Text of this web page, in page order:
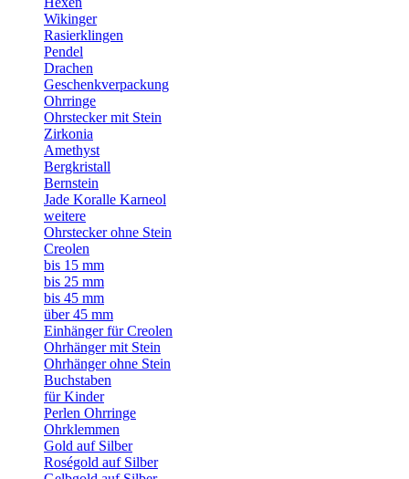
Wikinger
Rasierklingen
Pendel
Drachen
Geschenkverpackung
Ohrringe
Ohrstecker mit Stein
Zirkonia
Amethyst
Bergkristall
Bernstein
Jade Koralle Karneol
weitere
Ohrstecker ohne Stein
Creolen
bis 15 mm
bis 25 mm
bis 45 mm
über 45 mm
Einhänger für Creolen
Ohrhänger mit Stein
Ohrhänger ohne Stein
Buchstaben
für Kinder
Perlen Ohrringe
Ohrklemmen
Gold auf Silber
Roségold auf Silber